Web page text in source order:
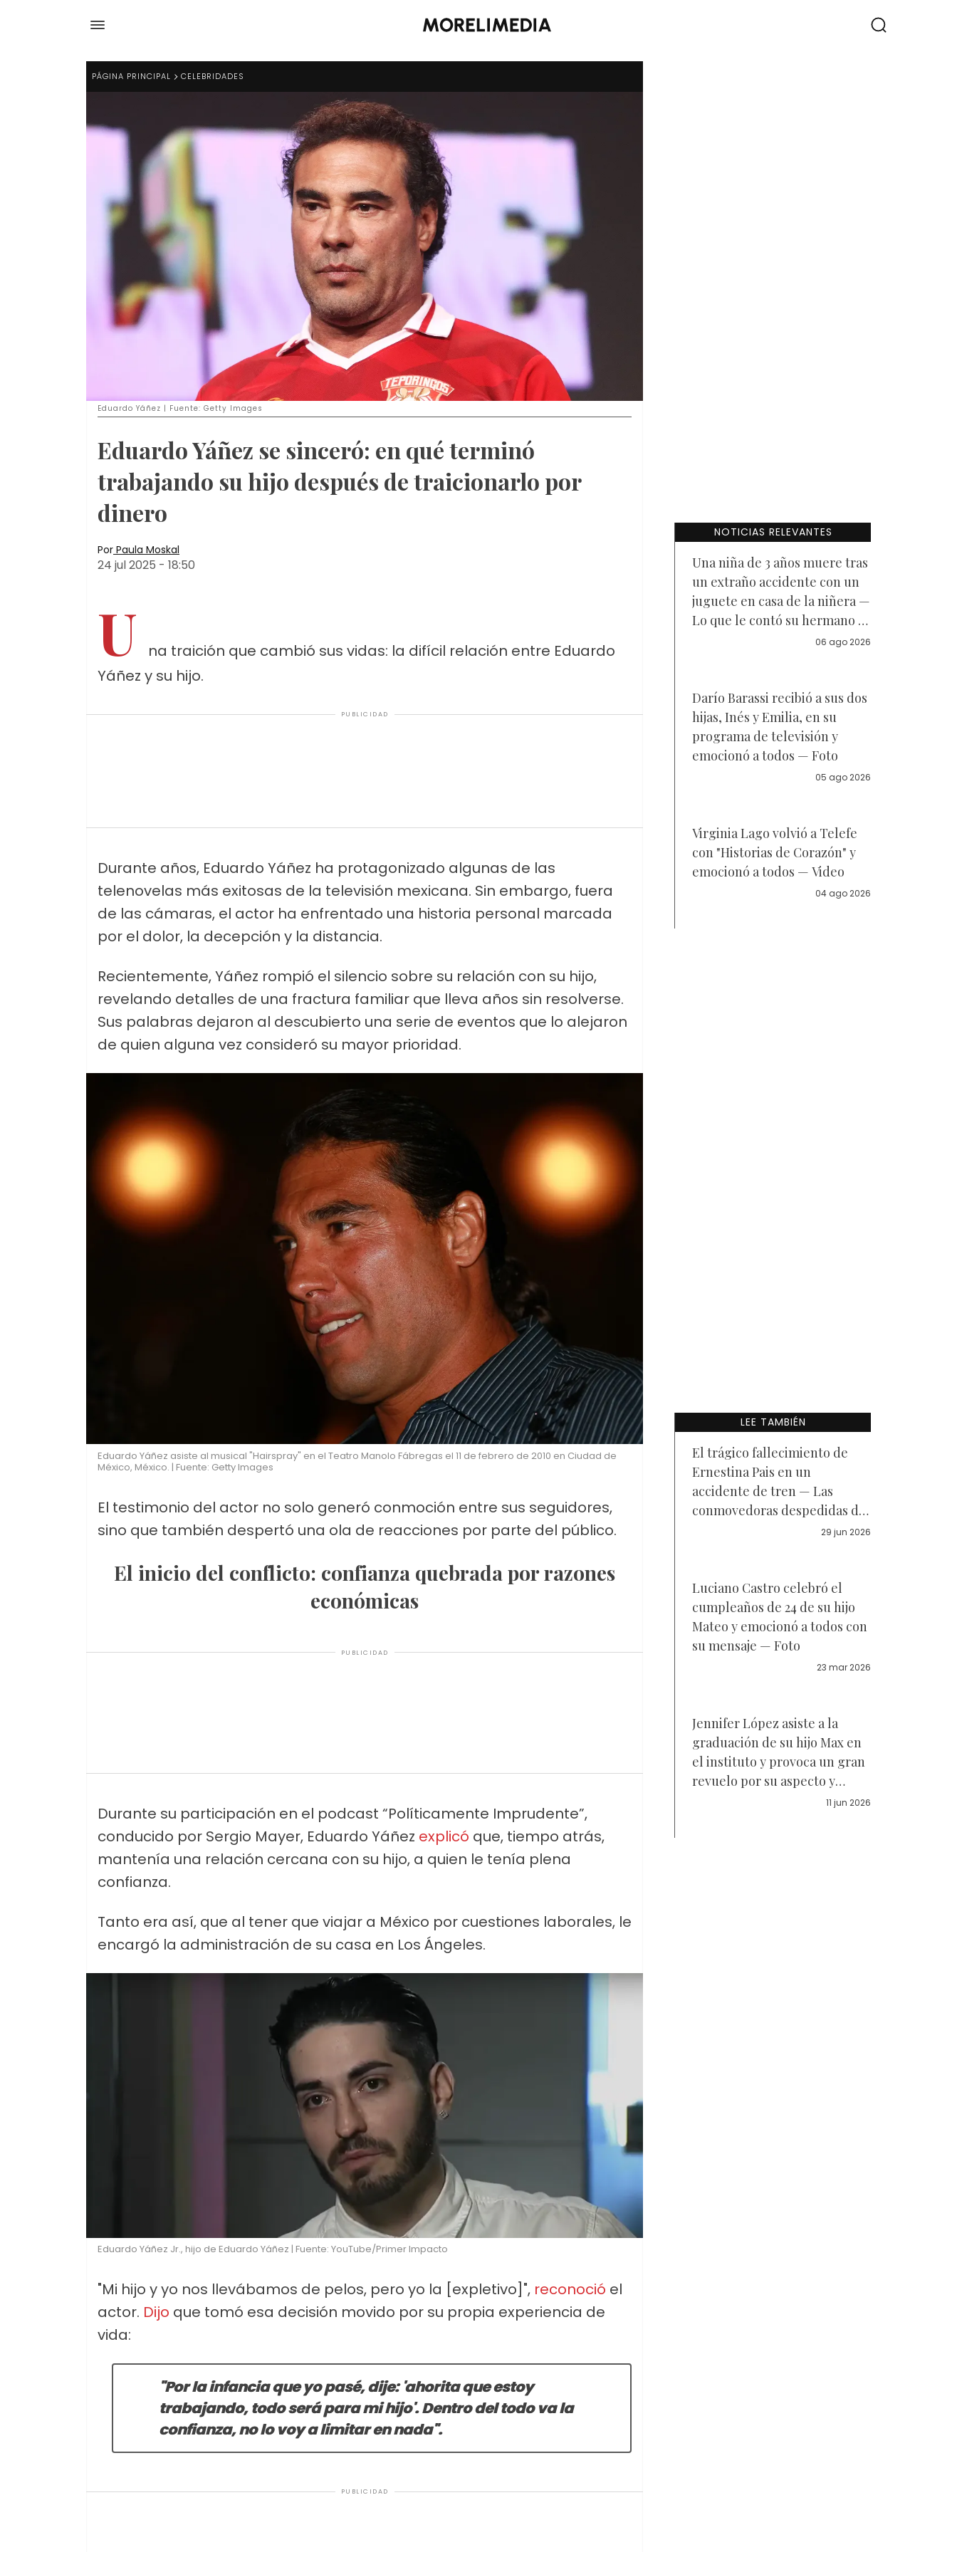
PÁGINA PRINCIPAL CELEBRIDADES
Eduardo Yáñez | Fuente: Getty Images
Eduardo Yáñez se sinceró: en qué terminó
trabajando su hijo después de traicionarlo por
dinero
Por Paula Moskal
24 jul 2025 - 18:50
U
na traición que cambió sus vidas: la difícil relación entre Eduardo
Yáñez y su hijo.
PUBLICIDAD
Durante años, Eduardo Yáñez ha protagonizado algunas de las
telenovelas más exitosas de la televisión mexicana. Sin embargo, fuera
de las cámaras, el actor ha enfrentado una historia personal marcada
por el dolor, la decepción y la distancia.
Recientemente, Yáñez rompió el silencio sobre su relación con su hijo,
revelando detalles de una fractura familiar que lleva años sin resolverse.
Sus palabras dejaron al descubierto una serie de eventos que lo alejaron
de quien alguna vez consideró su mayor prioridad.
Eduardo Yáñez asiste al musical "Hairspray" en el Teatro Manolo Fábregas el 11 de febrero de 2010 en Ciudad de
México, México. | Fuente: Getty Images
El testimonio del actor no solo generó conmoción entre sus seguidores,
sino que también despertó una ola de reacciones por parte del público.
El inicio del conflicto: confianza quebrada por razones
económicas
PUBLICIDAD
Durante su participación en el podcast “Políticamente Imprudente”,
conducido por Sergio Mayer, Eduardo Yáñez explicó que, tiempo atrás,
mantenía una relación cercana con su hijo, a quien le tenía plena
confianza.
Tanto era así, que al tener que viajar a México por cuestiones laborales, le
encargó la administración de su casa en Los Ángeles.
Eduardo Yáñez Jr., hijo de Eduardo Yáñez | Fuente: YouTube/Primer Impacto
"Mi hijo y yo nos llevábamos de pelos, pero yo la [expletivo]", reconoció el
actor. Dijo que tomó esa decisión movido por su propia experiencia de
vida:
"Por la infancia que yo pasé, dije: 'ahorita que estoy
trabajando, todo será para mi hijo'. Dentro del todo va la
confianza, no lo voy a limitar en nada".
PUBLICIDAD
NOTICIAS RELEVANTES
Una niña de 3 años muere tras
un extraño accidente con un
juguete en casa de la niñera —
Lo que le contó su hermano a
06 ago 2026
Darío Barassi recibió a sus dos
hijas, Inés y Emilia, en su
programa de televisión y
emocionó a todos — Foto
05 ago 2026
Virginia Lago volvió a Telefe
con "Historias de Corazón" y
emocionó a todos — Video
04 ago 2026
LEE TAMBIÉN
El trágico fallecimiento de
Ernestina Pais en un
accidente de tren — Las
conmovedoras despedidas de
su hijo Benicio y su ex pareja,
29 jun 2026
Luciano Castro celebró el
cumpleaños de 24 de su hijo
Mateo y emocionó a todos con
su mensaje — Foto
23 mar 2026
Jennifer López asiste a la
graduación de su hijo Max en
el instituto y provoca un gran
revuelo por su aspecto y
comportamiento - Fotos11 jun 2026